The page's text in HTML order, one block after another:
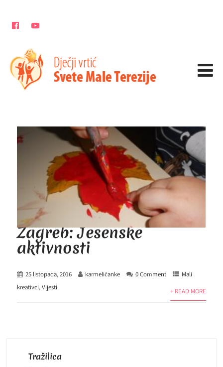
Zagreb: Jesenske
aktivnosti
25 listopada, 2016 karmelićanke 0 Comment
Mali
kreativci,Vijesti + READ MORE
Tražilica